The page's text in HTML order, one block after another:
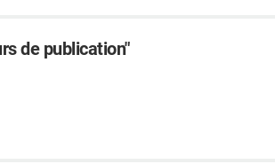
de publication"